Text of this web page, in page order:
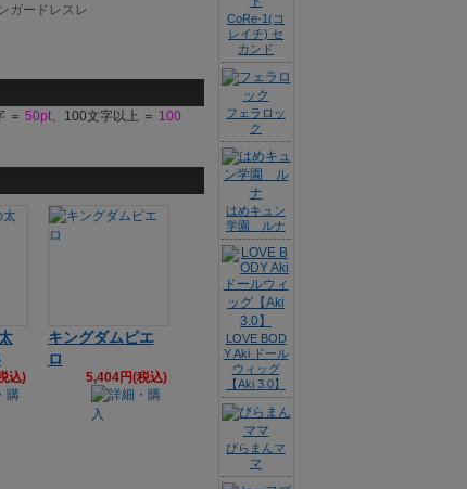
＝ 50pt、100文字以上 ＝ 100
込)
キングダムピエ
ロ
5,404円(税込)
CoRe-1(コ
レイチ) セ
カンド
フェラロッ
ク
はめキュン
学園 ルナ
LOVE BOD
Y Aki ドール
ウィッグ
【Aki 3.0】
びらまんマ
マ